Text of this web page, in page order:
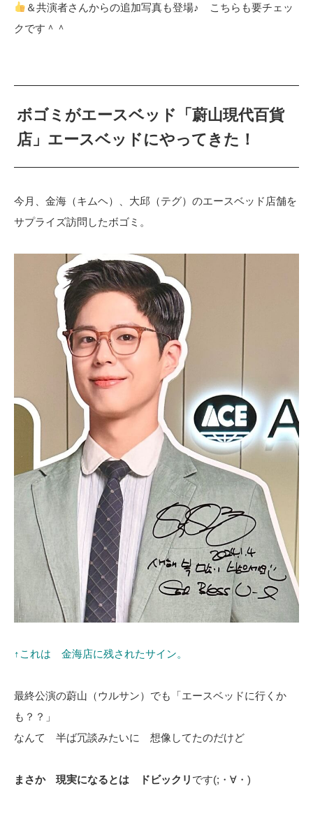
＆共演者さんからの追加写真も登場♪ こちらも要チェッ
クです＾＾
ボゴミがエースベッド「蔚山現代百貨
店」エースベッドにやってきた！
今月、金海（キムヘ）、大邱（テグ）のエースベッド店舗を
サプライズ訪問したボゴミ。
↑これは 金海店に残されたサイン。
最終公演の蔚山（ウルサン）でも「エースベッドに行くか
も？？」
なんて 半ば冗談みたいに 想像してたのだけど
まさか 現実になるとは ドビックリ です(;・∀・)